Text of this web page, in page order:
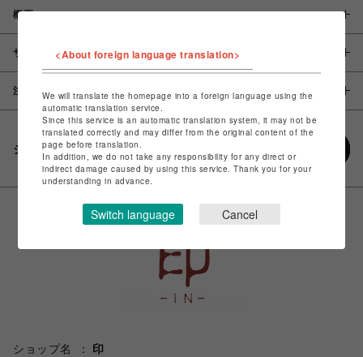
概要
サイズ
注意事項
シェアする
ショップ名
印
<About foreign language translation>
We will translate the homepage into a foreign language using the
automatic translation service.
Since this service is an automatic translation system, it may not be
translated correctly and may differ from the original content of the
page before translation.
In addition, we do not take any responsibility for any direct or
indirect damage caused by using this service. Thank you for your
understanding in advance.
Switch language Cancel